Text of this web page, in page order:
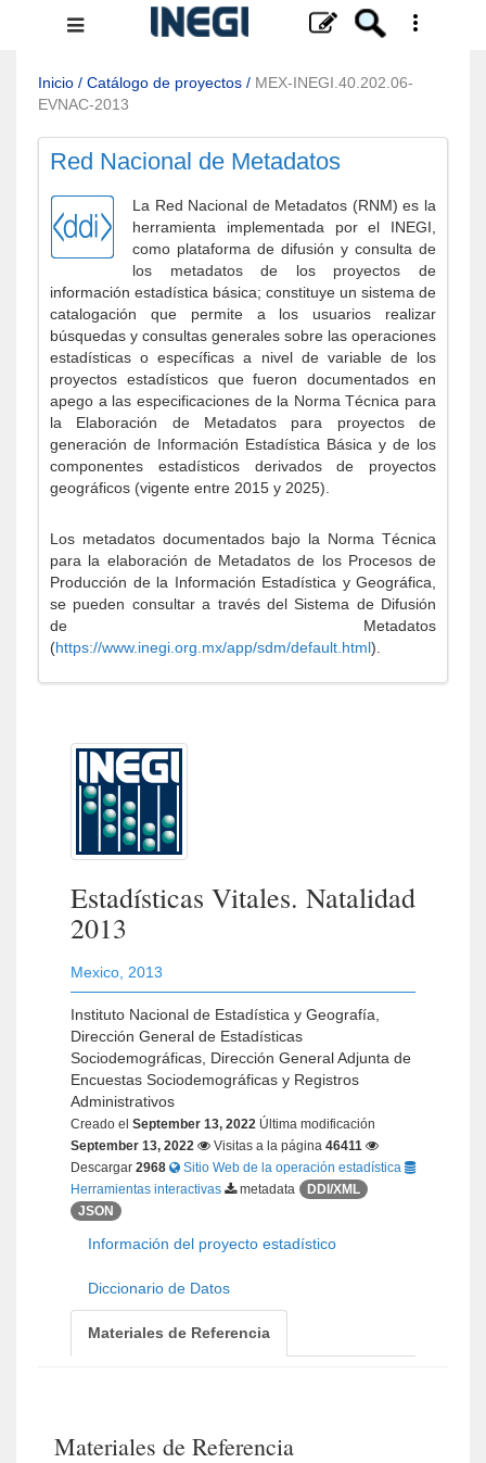
Menú
navegación
Inicio / Catálogo de proyectos / MEX-INEGI.40.202.06-
EVNAC-2013
Red Nacional de Metadatos
La Red Nacional de Metadatos (RNM) es la
herramienta implementada por el INEGI,
como plataforma de difusión y consulta de
los metadatos de los proyectos de
información estadística básica; constituye un sistema de
catalogación que permite a los usuarios realizar
búsquedas y consultas generales sobre las operaciones
estadísticas o específicas a nivel de variable de los
proyectos estadísticos que fueron documentados en
apego a las especificaciones de la Norma Técnica para
la Elaboración de Metadatos para proyectos de
generación de Información Estadística Básica y de los
componentes estadísticos derivados de proyectos
geográficos (vigente entre 2015 y 2025).
Los metadatos documentados bajo la Norma Técnica
para la elaboración de Metadatos de los Procesos de
Producción de la Información Estadística y Geográfica,
se pueden consultar a través del Sistema de Difusión
de Metadatos
(https://www.inegi.org.mx/app/sdm/default.html).
Estadísticas Vitales. Natalidad
2013
Mexico 2013
Instituto Nacional de Estadística y Geografía,
Dirección General de Estadísticas
Sociodemográficas, Dirección General Adjunta de
Encuestas Sociodemográficas y Registros
Administrativos
Creado el September 13, 2022 Última modificación
September 13, 2022
Visitas a la página 46411
Descargar 2968
Sitio Web de la operación estadística
Herramientas interactivas
metadata
DDI/XML
JSON
Información del proyecto estadístico
Diccionario de Datos
Materiales de Referencia
Materiales de Referencia